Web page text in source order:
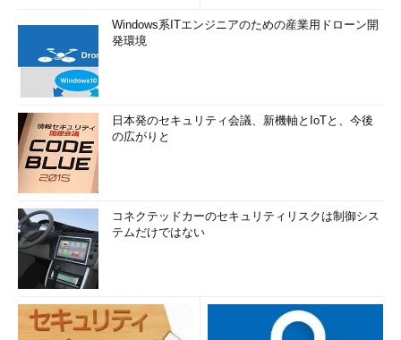
Windows系ITエンジニアのための産業用ドローン開
発環境
日本発のセキュリティ会議、新機軸とIoTと、今後
の広がりと
コネクテッドカーのセキュリティリスクは制御シス
テムだけではない